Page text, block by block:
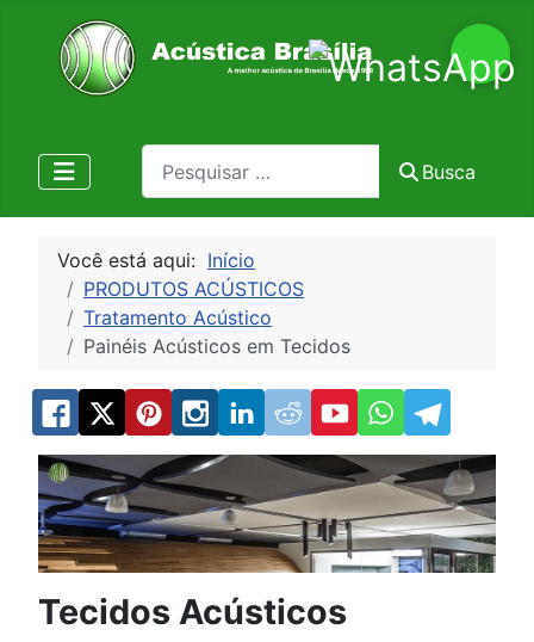
Pesquisa
Busca
Você está aqui: Início
PRODUTOS ACÚSTICOS
Tratamento Acústico
Painéis Acústicos em Tecidos
Tecidos Acústicos